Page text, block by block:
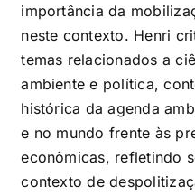
importância da
neste contexto. Henri
temas relacionados a
ambiente e política,
histórica da agenda
e no mundo frente às
econômicas, refletindo
contexto de